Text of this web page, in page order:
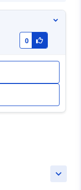
0
keyboard_arrow_down